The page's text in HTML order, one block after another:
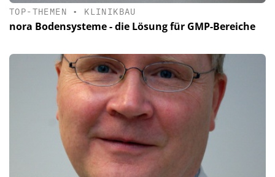
TOP-THEMEN • KLINIKBAU
nora Bodensysteme - die Lösung für GMP-Bereiche